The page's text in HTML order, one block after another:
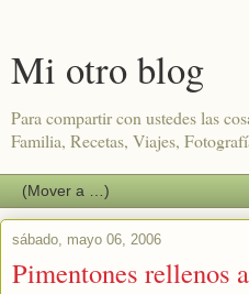
Mi otro blog
Para compartir con ustedes las
Familia, Recetas, Viajes,
sábado, mayo 06, 2006
Pimentones rellenos